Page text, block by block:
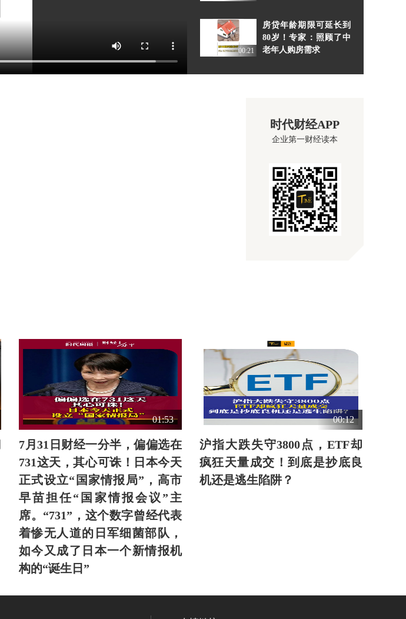
00:21
房贷年龄期限可延长到
80岁！专家：照顾了中
老年人购房需求
时代财经APP
企业第一财经读本
01:53
7月31日财经一分半，偏偏选在
731这天，其心可诛！日本今天
正式设立“国家情报局”，高市
早苗担任“国家情报会议”主
席。“731”，这个数字曾经代表
着惨无人道的日军细菌部队，
如今又成了日本一个新情报机
构的“诞生日”
00:12
沪指大跌失守3800点，ETF却
疯狂天量成交！到底是抄底良
机还是逃生陷阱？